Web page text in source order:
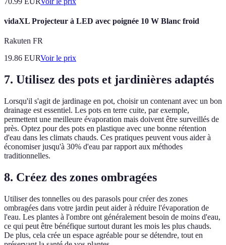
vidaXL Projecteur à LED avec poignée 10 W Blanc froid
Rakuten FR
19.86 EURVoir le prix
7. Utilisez des pots et jardinières adaptés
Lorsqu'il s'agit de jardinage en pot, choisir un contenant avec un bon
drainage est essentiel. Les pots en terre cuite, par exemple,
permettent une meilleure évaporation mais doivent être surveillés de
près. Optez pour des pots en plastique avec une bonne rétention
d'eau dans les climats chauds. Ces pratiques peuvent vous aider à
économiser jusqu'à 30% d'eau par rapport aux méthodes
traditionnelles.
8. Créez des zones ombragées
Utiliser des tonnelles ou des parasols pour créer des zones
ombragées dans votre jardin peut aider à réduire l'évaporation de
l'eau. Les plantes à l'ombre ont généralement besoin de moins d'eau,
ce qui peut être bénéfique surtout durant les mois les plus chauds.
De plus, cela crée un espace agréable pour se détendre, tout en